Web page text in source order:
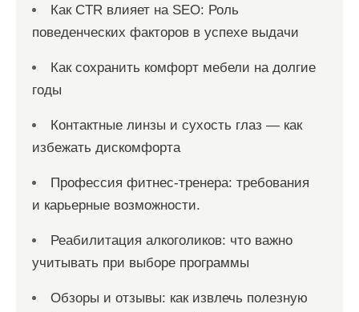
Как CTR влияет на SEO: Роль
поведенческих факторов в успехе выдачи
Как сохранить комфорт мебели на долгие
годы
Контактные линзы и сухость глаз — как
избежать дискомфорта
Профессия фитнес-тренера: требования
и карьерные возможности.
Реабилитация алкоголиков: что важно
учитывать при выборе программы
Обзоры и отзывы: как извлечь полезную